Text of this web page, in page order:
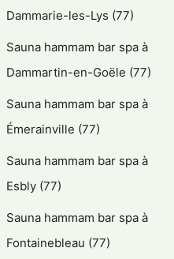
Dammarie-les-Lys (77)
Sauna hammam bar spa à
Dammartin-en-Goële (77)
Sauna hammam bar spa à
Émerainville (77)
Sauna hammam bar spa à
Esbly (77)
Sauna hammam bar spa à
Fontainebleau (77)